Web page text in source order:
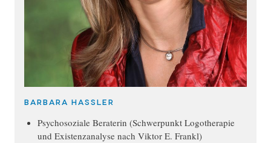
Barbara Hassler
Psychosoziale Beraterin (Schwerpunkt Logotherapie
und Existenzanalyse nach Viktor E. Frankl)